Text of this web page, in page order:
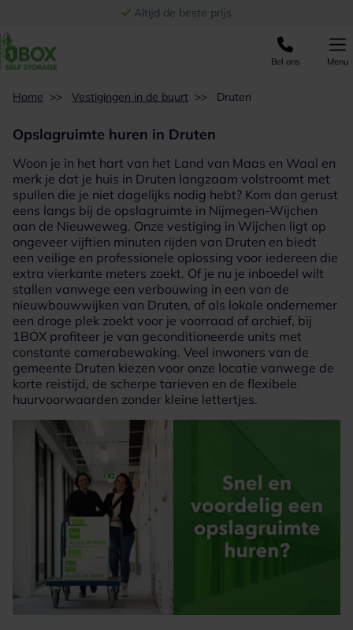
Altijd de beste prijs
Bel ons Menu
Home >> Vestigingen in de buurt >> Druten
Opslagruimte huren in Druten
Woon je in het hart van het Land van Maas en Waal en
merk je dat je huis in Druten langzaam volstroomt met
spullen die je niet dagelijks nodig hebt? Kom dan gerust
eens langs bij de opslagruimte in Nijmegen-Wijchen
aan de Nieuweweg. Onze vestiging in Wijchen ligt op
ongeveer vijftien minuten rijden van Druten en biedt
een veilige en professionele oplossing voor iedereen die
extra vierkante meters zoekt. Of je nu je inboedel wilt
stallen vanwege een verbouwing in een van de
nieuwbouwwijken van Druten, of als lokale ondernemer
een droge plek zoekt voor je voorraad of archief, bij
1BOX profiteer je van geconditioneerde units met
constante camerabewaking. Veel inwoners van de
gemeente Druten kiezen voor onze locatie vanwege de
korte reistijd, de scherpe tarieven en de flexibele
huurvoorwaarden zonder kleine lettertjes.